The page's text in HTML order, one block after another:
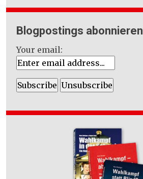
Blogpostings abonnieren
Your email: